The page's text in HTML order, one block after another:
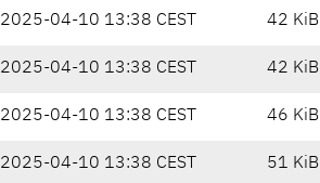
2025-04-10 13:38 CEST 42 KiB
2025-04-10 13:38 CEST 42 KiB
2025-04-10 13:38 CEST 46 KiB
2025-04-10 13:38 CEST 51 KiB